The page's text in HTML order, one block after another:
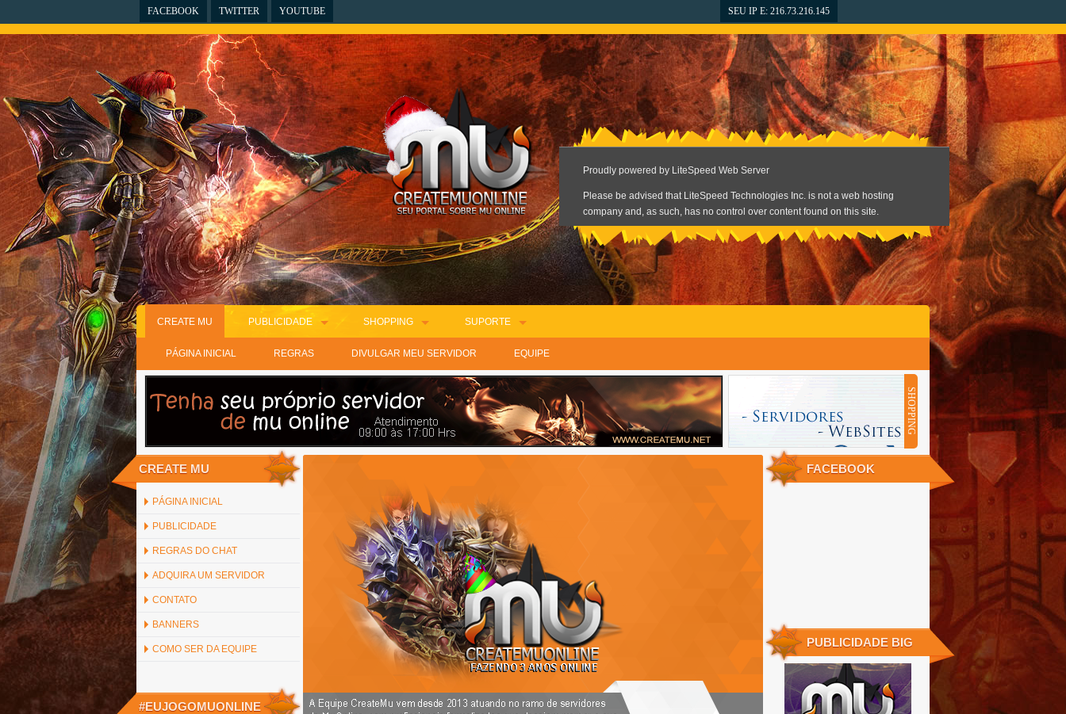
FACEBOOK TWITTER YOUTUBE SEU IP E: 216.73.216.145
CREATE MU
PÁGINA INICIAL REGRAS DIVULGAR MEU SERVIDOR EQUIPE
PUBLICIDADE SHOPPING SUPORTE
PUBLICIDADE 728X90 SHOPPING 250X90 SHOPPING
CREATE MU
PÁGINA INICIAL
PUBLICIDADE
REGRAS DO CHAT
ADQUIRA UM SERVIDOR
CONTATO
BANNERS
COMO SER DA EQUIPE
#EUJOGOMUONLINE
FACEBOOK
PUBLICIDADE BIG